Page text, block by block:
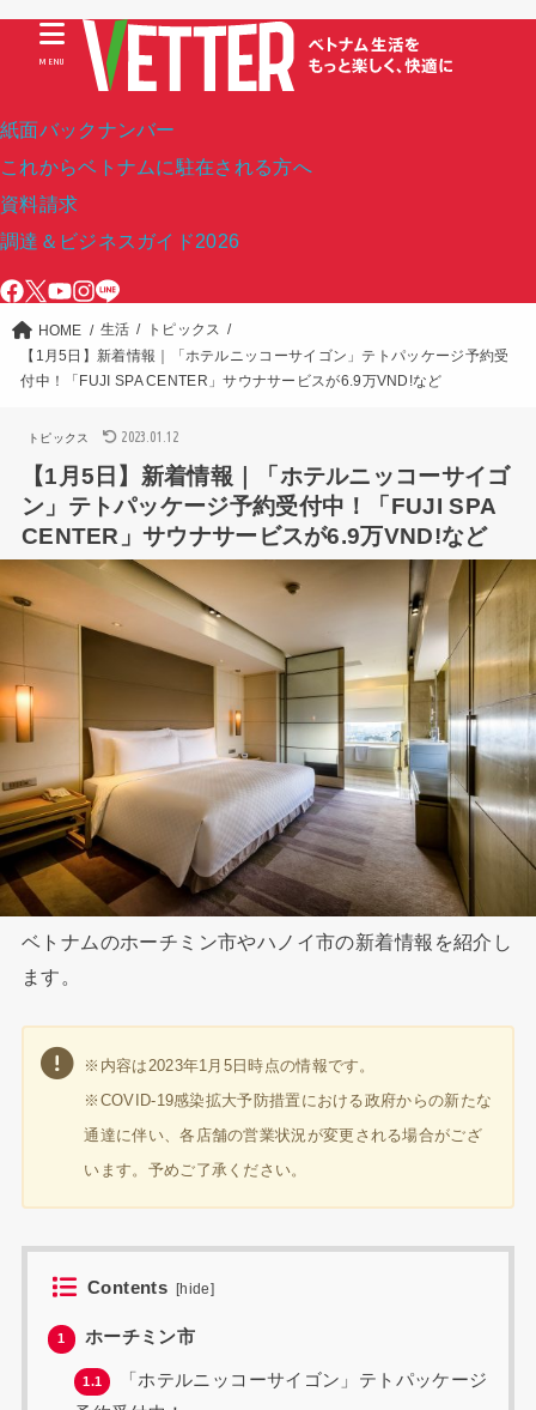
紙面バックナンバー
これからベトナムに駐在される方へ
資料請求
調達＆ビジネスガイド2026
MENU
HOME 生活
トピックス
【1月5日】新着情報｜「ホテルニッコーサイゴン」テトパッケージ予約受
付中！「FUJI SPA CENTER」サウナサービスが6.9万VND!など
トピックス 2023.01.12
【1月5日】新着情報｜「ホテルニッコーサイゴ
ン」テトパッケージ予約受付中！「FUJI SPA
CENTER」サウナサービスが6.9万VND!など
ベトナムのホーチミン市やハノイ市の新着情報を紹介し
ます。
※内容は2023年1月5日時点の情報です。
※COVID-19感染拡大予防措置における政府からの新たな
通達に伴い、各店舗の営業状況が変更される場合がござ
います。予めご了承ください。
Contents [hide]
1 ホーチミン市
1.1
「ホテルニッコーサイゴン」テトパッケージ